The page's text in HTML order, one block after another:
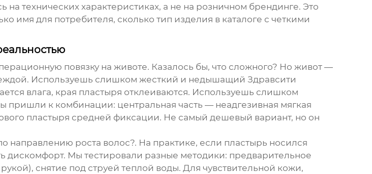
технических характеристиках, а не на розничном брендинге. Это
имя для потребителя, сколько тип изделия в каталоге с четкими
повязку на животе. Казалось бы, что сложного? Но живот —
Используешь слишком жесткий и недышащий Здравсити
влага, края пластыря отклеиваются. Используешь слишком
к комбинации: центральная часть — неадгезивная мягкая
пластыря средней фиксации. Не самый дешевый вариант, но он
направлению роста волос?. На практике, если пластырь носился
дискомфорт. Мы тестировали разные методики: предварительное
снятие под струей теплой воды. Для чувствительной кожи,